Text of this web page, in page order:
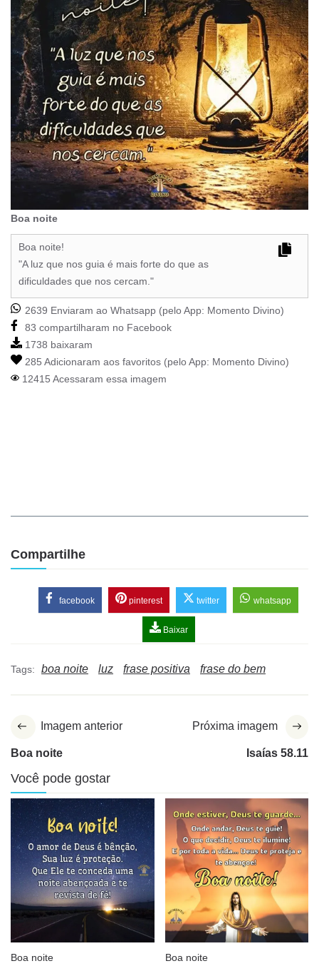
Boa noite
Boa noite!
"A luz que nos guia é mais forte do que as
dificuldades que nos cercam."
2639 Enviaram ao Whatsapp (pelo App: Momento Divino)
83 compartilharam no Facebook
1738 baixaram
285 Adicionaram aos favoritos (pelo App: Momento Divino)
12415 Acessaram essa imagem
Compartilhe
facebook pinterest twitter whatsapp
Baixar
Tags: boa noite luz frase positiva frase do bem
Imagem anterior
Boa noite
Próxima imagem
Isaías 58.11
Você pode gostar
Boa noite Boa noite